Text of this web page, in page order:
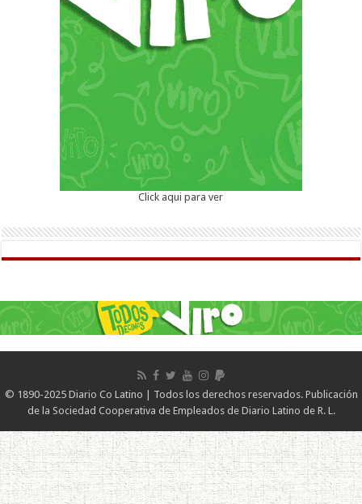
Click aqui para ver
© 1890-2025 Diario Co Latino | Todos los derechos reservados. Publicación
de la Sociedad Cooperativa de Empleados de Diario Latino de R. L.